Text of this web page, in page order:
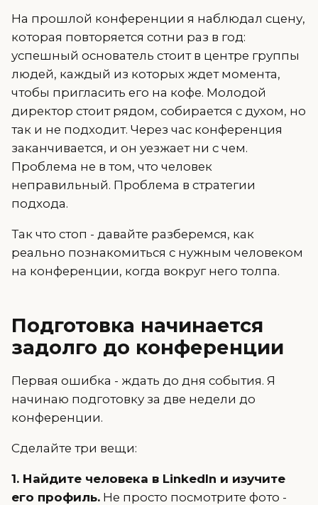
На прошлой конференции я наблюдал сцену,
которая повторяется сотни раз в год:
успешный основатель стоит в центре группы
людей, каждый из которых ждет момента,
чтобы пригласить его на кофе. Молодой
директор стоит рядом, собирается с духом, но
так и не подходит. Через час конференция
заканчивается, и он уезжает ни с чем.
Проблема не в том, что человек
неправильный. Проблема в стратегии
подхода.
Так что стоп - давайте разберемся, как
реально познакомиться с нужным человеком
на конференции, когда вокруг него толпа.
Подготовка начинается
задолго до конференции
Первая ошибка - ждать до дня события. Я
начинаю подготовку за две недели до
конференции.
Сделайте три вещи:
1. Найдите человека в LinkedIn и изучите
его профиль. Не просто посмотрите фото -